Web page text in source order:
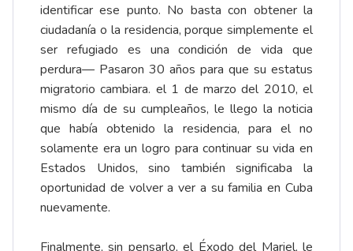
identificar ese punto. No basta con obtener la
ciudadanía o la residencia, porque simplemente el
ser refugiado es una condición de vida que
perdura— Pasaron 30 años para que su estatus
migratorio cambiara. el 1 de marzo del 2010, el
mismo día de su cumpleaños, le llego la noticia
que había obtenido la residencia, para el no
solamente era un logro para continuar su vida en
Estados Unidos, sino también significaba la
oportunidad de volver a ver a su familia en Cuba
nuevamente.
Finalmente, sin pensarlo, el Éxodo del Mariel, le